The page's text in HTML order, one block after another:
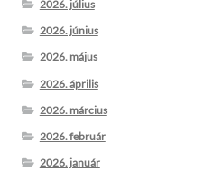
2026. július
2026. június
2026. május
2026. április
2026. március
2026. február
2026. január